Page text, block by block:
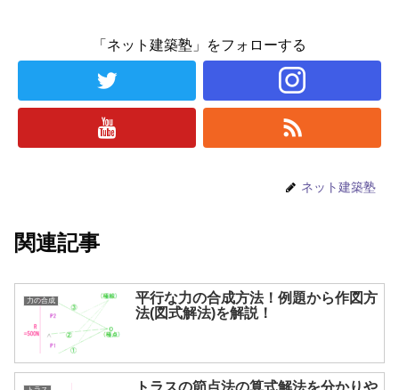
「ネット建築塾」をフォローする
ネット建築塾
関連記事
力の合成
平行な力の合成方法！例題から作図方
法(図式解法)を解説！